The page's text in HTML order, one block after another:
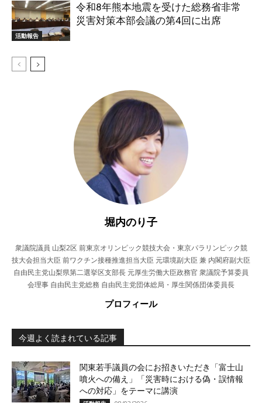
活動報告
令和8年熊本地震を受けた総務省非常
災害対策本部会議の第4回に出席
堀内のり子
衆議院議員 山梨2区 前東京オリンピック競技大会・東京パラリンピック競
技大会担当大臣 前ワクチン接種推進担当大臣 元環境副大臣 兼 内閣府副大臣
自由民主党山梨県第二選挙区支部長 元厚生労働大臣政務官 衆議院予算委員
会理事 自由民主党総務 自由民主党団体総局・厚生関係団体委員長
プロフィール
今週よく読まれている記事
関東若手議員の会にお招きいただき「富士山
噴火への備え」「災害時における偽・誤情報
への対応」をテーマに講演